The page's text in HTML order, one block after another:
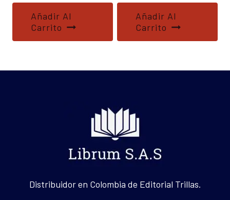
Añadir Al
Carrito
Añadir Al
Carrito
Distribuidor en Colombia de Editorial Trillas.